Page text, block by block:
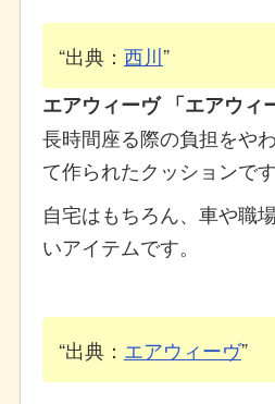
出典： 西川
エアウィーヴ 「エアウィ
長時間座る際の負担をや
て作られたクッションです
自宅はもちろん、車や職
いアイテムです。
出典： エアウィーヴ